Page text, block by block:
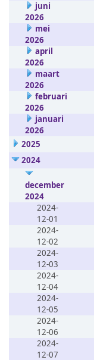
juni
2026
mei
2026
april
2026
maart
2026
februari
2026
januari
2026
2025
2024
december
2024
2024-
12-01
2024-
12-02
2024-
12-03
2024-
12-04
2024-
12-05
2024-
12-06
2024-
12-07